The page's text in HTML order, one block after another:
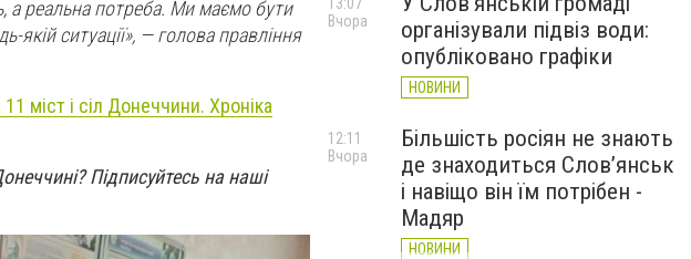
а реальна потреба. Ми маємо бути
ситуації», — голова правління
міст і сіл Донеччини. Хроніка
Підписуйтесь на наші
організували підвіз води:
опубліковано графіки
НОВИНИ
Вчора
Більшість росіян не знають
де знаходиться Слов’янськ
і навіщо він їм потрібен -
Мадяр
НОВИНИ
12:11
Вчора